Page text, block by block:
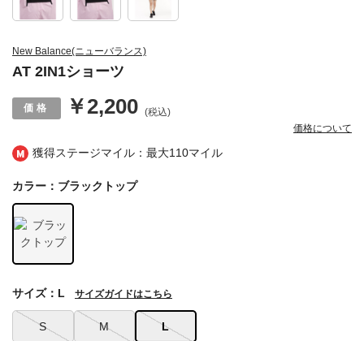
獲得ステージマイル：最大110マイル
New Balance(ニューバランス)
AT 2IN1ショーツ
￥2,200 (税込)
価格について
カラー：ブラックトップ
S M L
サイズ：L サイズガイドはこちら